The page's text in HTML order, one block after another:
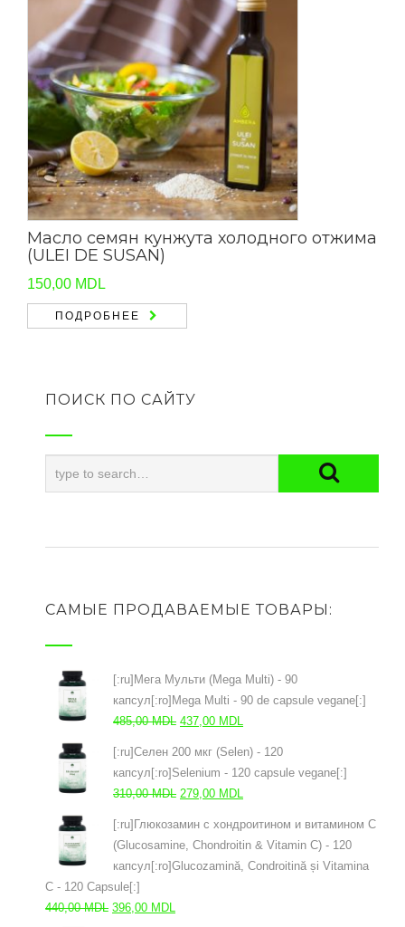
Масло семян кунжута холодного отжима
(ULEI DE SUSAN)
150,00 MDL
ПОДРОБНЕЕ
ПОИСК ПО САЙТУ
САМЫЕ ПРОДАВАЕМЫЕ ТОВАРЫ:
[:ru]Мега Мульти (Mega Multi) - 90
капсул[:ro]Mega Multi - 90 de capsule vegane[:]
485,00MDL Первоначальная
составляла
437,00 MDL
437,00 MDL.
[:ru]Селен 200 мкг (Selen) - 120
капсул[:ro]Selenium - 120 capsule vegane[:]
310,00MDL Первоначальная
составляла
310,00 MDL.
279,00 MDL
[:ru]Глюкозамин с хондроитином и витамином С
(Glucosamine, Chondroitin & Vitamin C) - 120
капсул[:ro]Glucozamină, Condroitină și Vitamina
C - 120 Capsule[:]
440,00MDL Первоначальная
396,00 MDL